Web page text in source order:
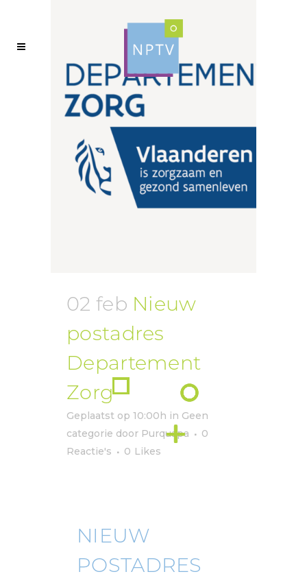
02 feb Nieuw
postadres
Departement
Zorg
Geplaatst op 10:00h in Geen
categorie door Purquapa
0
Reactie's
0 Likes
NIEUW
POSTADRES